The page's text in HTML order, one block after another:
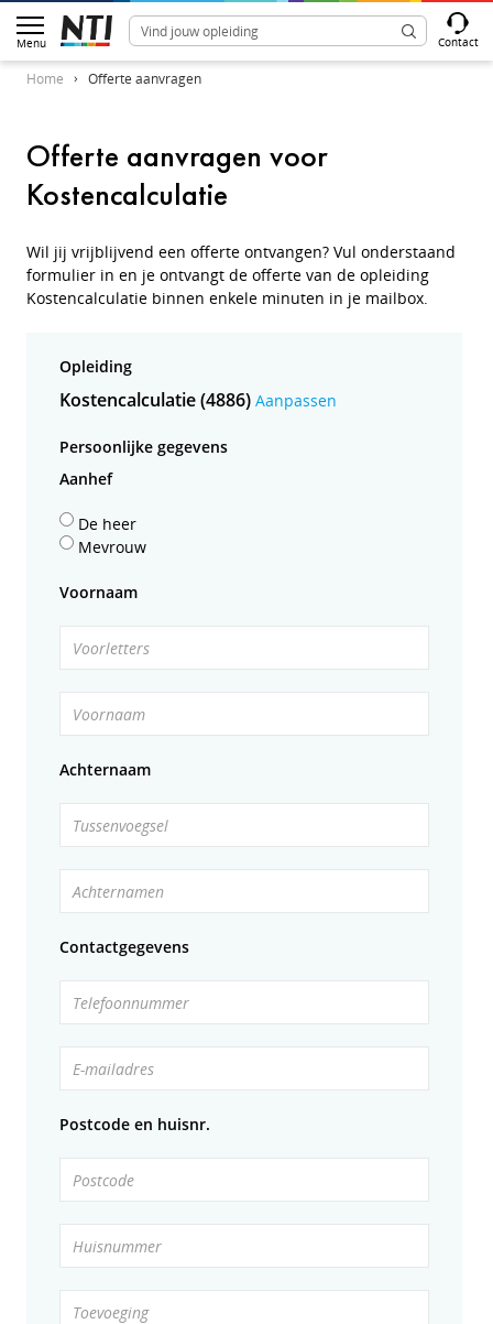
Menu Contact
Home Offerte aanvragen
Offerte aanvragen voor
Kostencalculatie
Wil jij vrijblijvend een offerte ontvangen? Vul onderstaand
formulier in en je ontvangt de offerte van de opleiding
Kostencalculatie binnen enkele minuten in je mailbox.
Opleiding
Kostencalculatie (4886) Aanpassen
Persoonlijke gegevens
Aanhef
De heer
Mevrouw
Voornaam
Voorletters
Voornaam
Achternaam
Tussenvoegsel
Achternamen
Contactgegevens
Telefoonnummer
E-mailadres
Postcode en huisnr.
Postcode
Huisnummer
Toevoeging